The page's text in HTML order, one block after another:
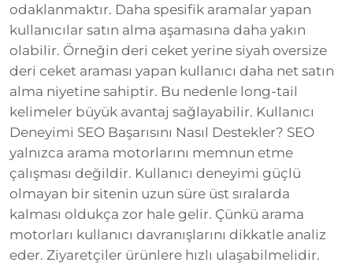
odaklanmaktır. Daha spesifik aramalar yapan
kullanıcılar satın alma aşamasına daha yakın
olabilir. Örneğin deri ceket yerine siyah oversize
deri ceket araması yapan kullanıcı daha net satın
alma niyetine sahiptir. Bu nedenle long-tail
kelimeler büyük avantaj sağlayabilir. Kullanıcı
Deneyimi SEO Başarısını Nasıl Destekler? SEO
yalnızca arama motorlarını memnun etme
çalışması değildir. Kullanıcı deneyimi güçlü
olmayan bir sitenin uzun süre üst sıralarda
kalması oldukça zor hale gelir. Çünkü arama
motorları kullanıcı davranışlarını dikkatle analiz
eder. Ziyaretçiler ürünlere hızlı ulaşabilmelidir.